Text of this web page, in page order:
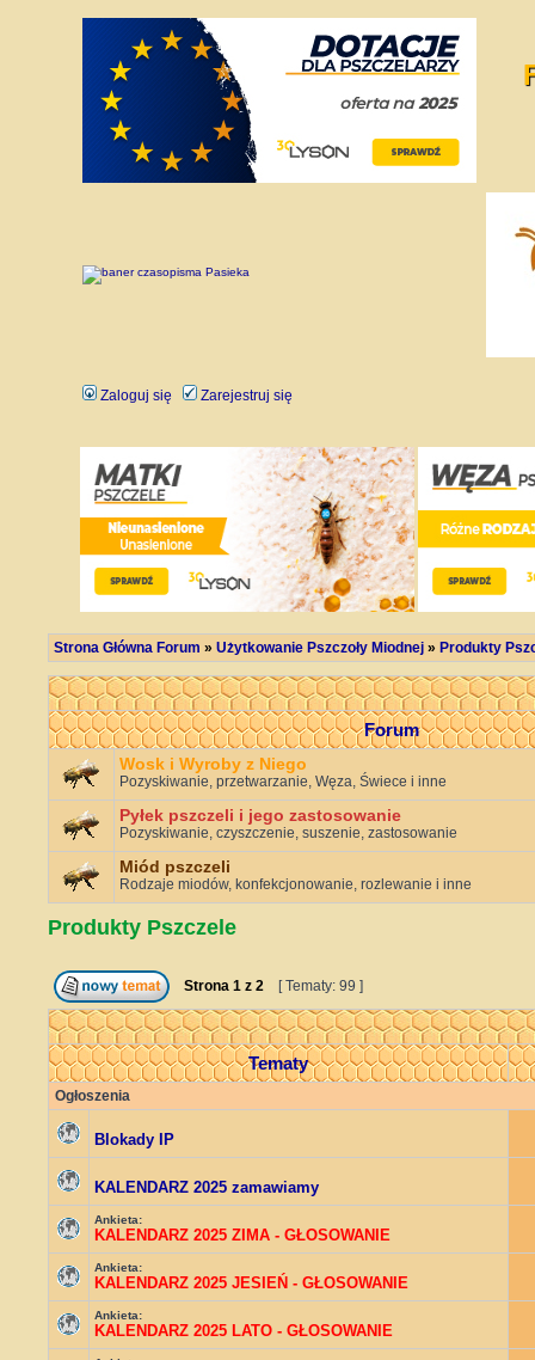
Zaloguj się Zarejestruj się
Strona Główna Forum » Użytkowanie Pszczoły Miodnej » Produkty
Forum
Wosk i Wyroby z Niego
Pozyskiwanie, przetwarzanie, Węza, Świece i inne
Pyłek pszczeli i jego zastosowanie
Pozyskiwanie, czyszczenie, suszenie, zastosowanie
Miód pszczeli
Rodzaje miodów, konfekcjonowanie, rozlewanie i inne
Produkty Pszczele
Strona 1 z 2 [ Tematy: 99 ]
Tematy
Ogłoszenia
Blokady IP
KALENDARZ 2025 zamawiamy
Ankieta:
KALENDARZ 2025 ZIMA - GŁOSOWANIE
Ankieta:
KALENDARZ 2025 JESIEŃ - GŁOSOWANIE
Ankieta:
KALENDARZ 2025 LATO - GŁOSOWANIE